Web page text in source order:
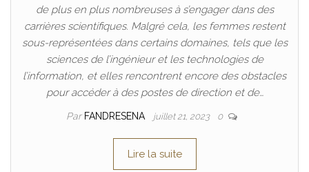
de plus en plus nombreuses à s’engager dans des
carrières scientifiques. Malgré cela, les femmes restent
sous-représentées dans certains domaines, tels que les
sciences de l’ingénieur et les technologies de
l’information, et elles rencontrent encore des obstacles
pour accéder à des postes de direction et de…
Par FANDRESENA juillet 21, 2023 0
Lire la suite